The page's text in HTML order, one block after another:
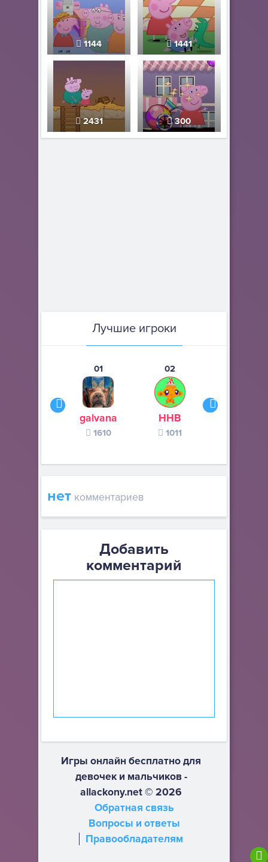
1144 1441
2431 300
Лучшие игроки
01
galvana
1610
02
ННВ
1011
нет комментариев
Добавить
комментарий
Игры онлайн бесплатно для
девочек и мальчиков -
allackony.net © 2026
Обратная связь
Вопросы и ответы
Правообладателям